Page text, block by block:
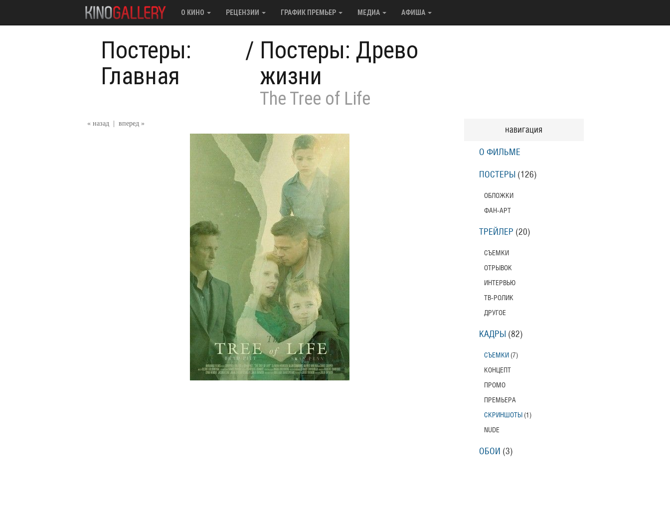
О КИНО РЕЦЕНЗИИ ГРАФИК ПРЕМЬЕР МЕДИА АФИША
Постеры:
Главная
/ Постеры: Древо
жизни
The Tree of Life
« назад вперед »
навигация
О ФИЛЬМЕ
ПОСТЕРЫ (126)
ОБЛОЖКИ
ФАН-АРТ
ТРЕЙЛЕР (20)
СЪЕМКИ
ОТРЫВОК
ИНТЕРВЬЮ
ТВ-РОЛИК
ДРУГОЕ
КАДРЫ (82)
СЪЕМКИ (7)
КОНЦЕПТ
ПРОМО
ПРЕМЬЕРА
СКРИНШОТЫ (1)
NUDE
ОБОИ (3)